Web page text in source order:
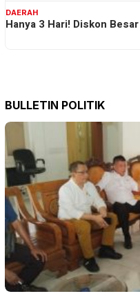
DAERAH
Hanya 3 Hari! Diskon
BULLETIN POLITIK